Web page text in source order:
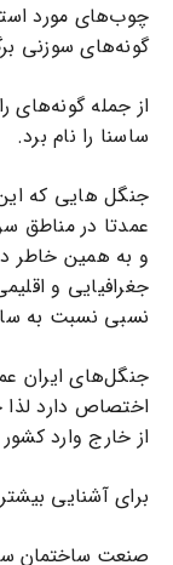
چوب‌های مورد
گونه‌های سوزنی
از جمله گونه‌های
ساسنا را نام برد.
جنگل هایی که
عمدتا در مناطق
و به همین خاطر
جغرافیایی و
نسبی نسبت به
جنگل‌های ایران
اختصاص دارد لذا
از خارج وارد
برای آشنایی
صنعت ساختمان